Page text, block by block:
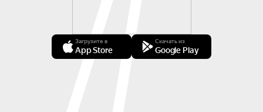
Загрузите в
App Store
Скачать из
Google Play